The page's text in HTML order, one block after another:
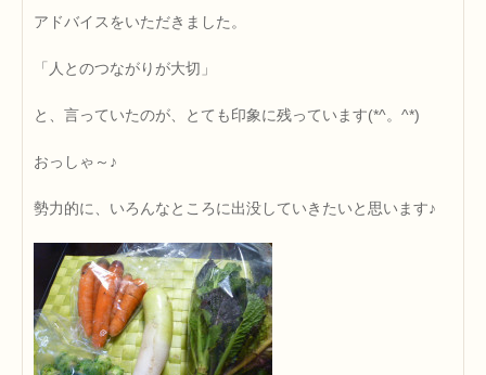
アドバイスをいただきました。
「人とのつながりが大切」
と、言っていたのが、とても印象に残っています(*^。^*)
おっしゃ～♪
勢力的に、いろんなところに出没していきたいと思います♪